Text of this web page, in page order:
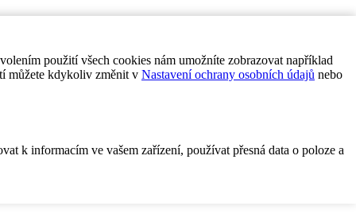
použití všech cookies nám umožníte zobrazovat například
můžete kdykoliv změnit v Nastavení ochrany osobních údajů nebo
k informacím ve vašem zařízení, používat přesná data o poloze a